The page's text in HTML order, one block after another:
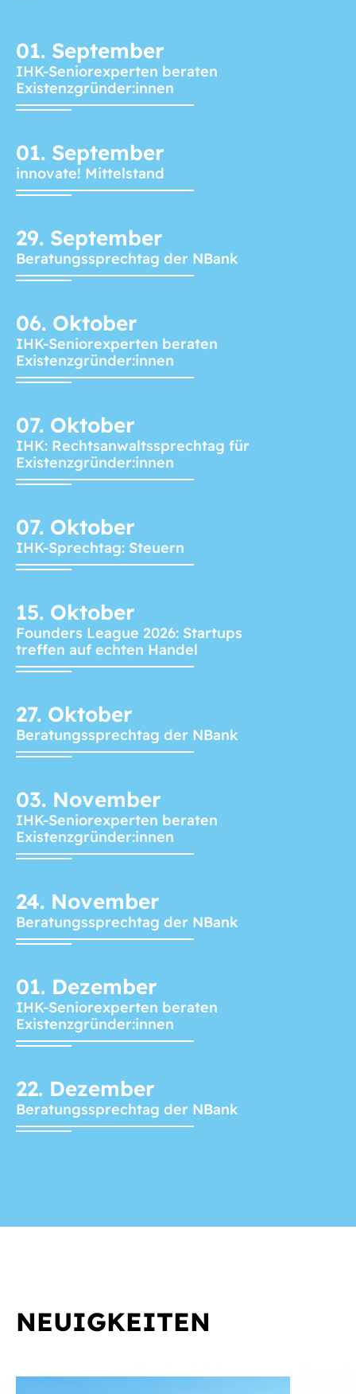
01. September
IHK-Seniorexperten beraten
Existenzgründer:innen
01. September
innovate! Mittelstand
29. September
Beratungssprechtag der NBank
06. Oktober
IHK-Seniorexperten beraten
Existenzgründer:innen
07. Oktober
IHK: Rechtsanwaltssprechtag für
Existenzgründer:innen
07. Oktober
IHK-Sprechtag: Steuern
15. Oktober
Founders League 2026: Startups
treffen auf echten Handel
27. Oktober
Beratungssprechtag der NBank
03. November
IHK-Seniorexperten beraten
Existenzgründer:innen
24. November
Beratungssprechtag der NBank
01. Dezember
IHK-Seniorexperten beraten
Existenzgründer:innen
22. Dezember
Beratungssprechtag der NBank
NEUIGKEITEN